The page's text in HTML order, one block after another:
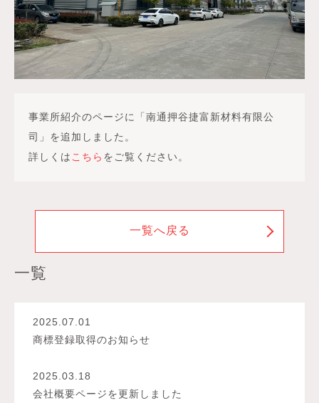
事業所紹介のページに「南通押谷捷富新材料有限公
司」を追加しました。
詳しくはこちら をご覧ください。
一覧へ戻る
一覧
2025.07.01
商標登録取得のお知らせ
2025.03.18
会社概要ページを更新しました